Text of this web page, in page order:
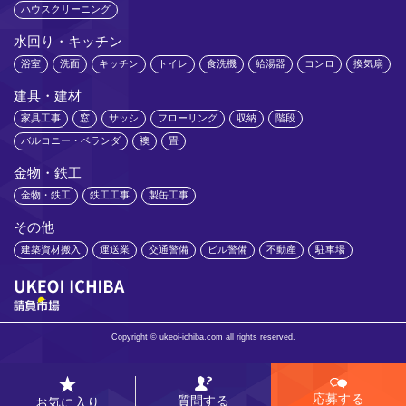
お気に入り 質問する 応募する
ハウスクリーニング
水回り・キッチン
浴室 洗面 キッチン トイレ 食洗機 給湯器 コンロ 換気扇
建具・建材
家具工事 窓 サッシ フローリング 収納 階段
バルコニー・ベランダ 襖 畳
金物・鉄工
金物・鉄工 鉄工工事 製缶工事
その他
建築資材搬入 運送業 交通警備 ビル警備 不動産 駐車場
Copyright © ukeoi-ichiba.com all rights reserved.